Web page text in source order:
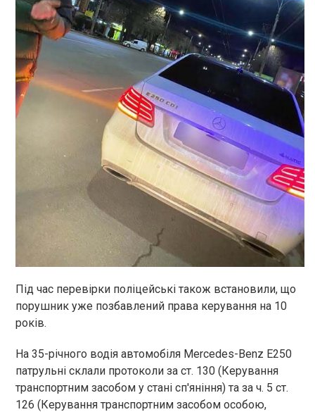
Під час перевірки поліцейські також встановили, що
порушник уже позбавлений права керування на 10
років.
На 35-річного водія автомобіля Mercedes-Benz E250
патрульні склали протоколи за ст. 130 (Керування
транспортним засобом у стані сп'яніння) та за ч. 5 ст.
126 (Керування транспортним засобом особою,